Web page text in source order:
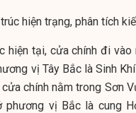
hiện trạng, phân tích
hiện tại, cửa chính đi
vị Tây Bắc là Sinh
chính nằm trong Sơn
vị Bắc là cung